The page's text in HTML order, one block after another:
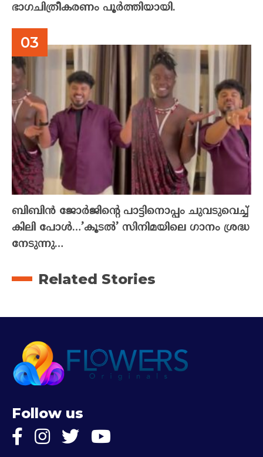
ഭാഗചിത്രീകരണം പൂർത്തിയായി.
ബിബിൻ ജോർജിന്റെ പാട്ടിനൊപ്പം ചുവടുവെച്ച്
കിലി പോൾ…’കൂടൽ’ സിനിമയിലെ ഗാനം ശ്രദ്ധ
നേടുന്നു…
Related Stories
Follow us